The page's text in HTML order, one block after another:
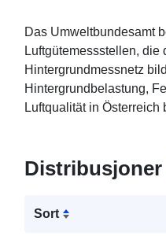
Das Umweltbundesamt
Luftgütemessstellen, die
Hintergrundmessnetz
Hintergrundbelastung,
Luftqualität in Österreich
Distribusjoner
Sort